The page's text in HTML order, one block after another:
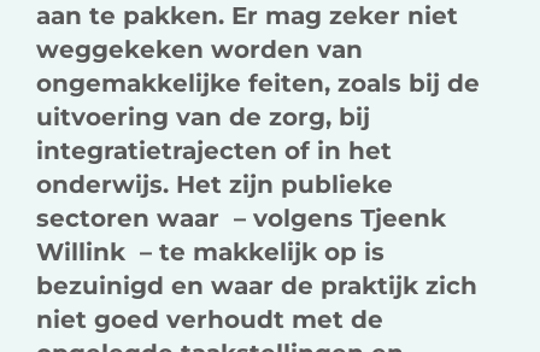
aan te pakken. Er mag zeker niet
weggekeken worden van
ongemakkelijke feiten, zoals bij de
uitvoering van de zorg, bij
integratietrajecten of in het
onderwijs. Het zijn publieke
sectoren waar – volgens Tjeenk
Willink – te makkelijk op is
bezuinigd en waar de praktijk zich
niet goed verhoudt met de